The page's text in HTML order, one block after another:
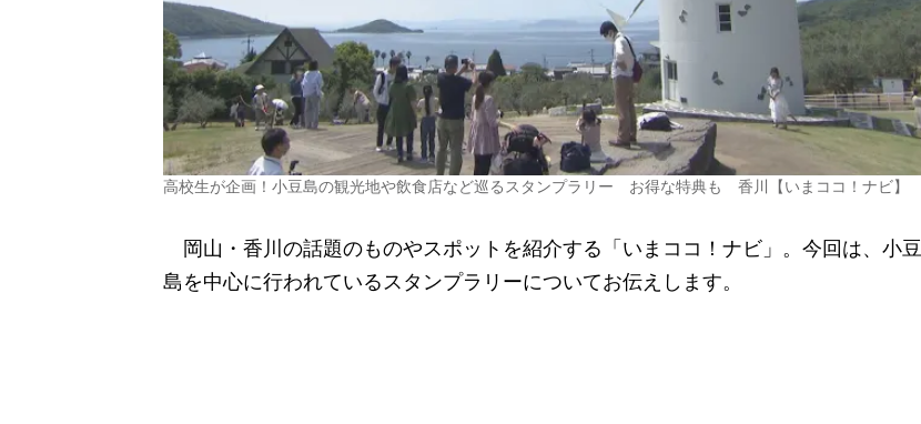
高校生が企画！小豆島の観光地や飲食店など巡るスタンプラリー お得な特典も 香川【いまココ！ナビ】
岡山・香川の話題のものやスポットを紹介する「いまココ！ナビ」。今回は、小豆
島を中心に行われているスタンプラリーについてお伝えします。